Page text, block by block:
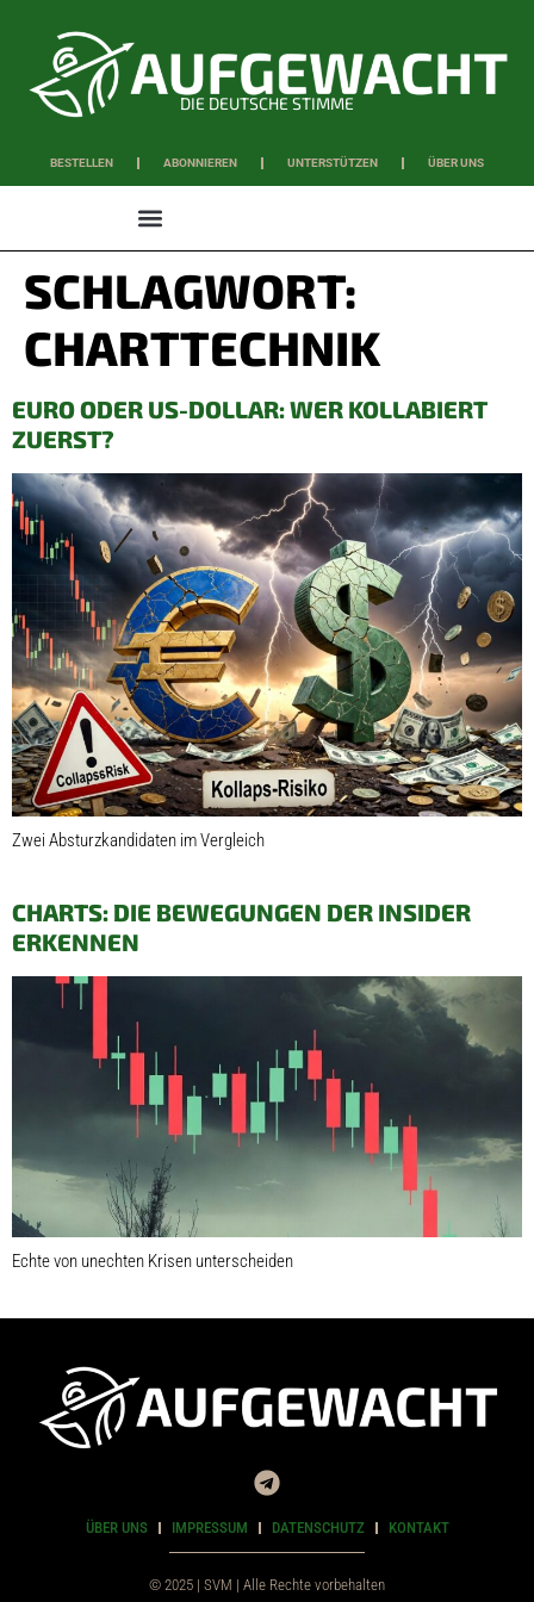
DIE DEUTSCHE STIMME
BESTELLEN ABONNIEREN UNTERSTÜTZEN ÜBER UNS
SCHLAGWORT:
CHARTTECHNIK
EURO ODER US-DOLLAR: WER KOLLABIERT
ZUERST?
Zwei Absturzkandidaten im Vergleich
CHARTS: DIE BEWEGUNGEN DER INSIDER
ERKENNEN
Echte von unechten Krisen unterscheiden
ÜBER UNS IMPRESSUM DATENSCHUTZ KONTAKT
© 2025 | SVM | Alle Rechte vorbehalten